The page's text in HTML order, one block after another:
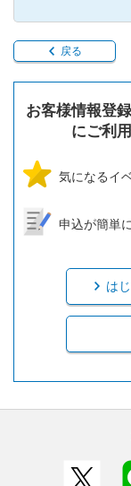
戻る
お客様情報登
にご利
気になるイ
申込が簡単
は